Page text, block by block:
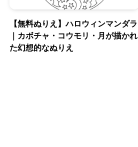
【無料ぬりえ】ハロウィンマンダラ
｜カボチャ・コウモリ・月が描かれ
た幻想的なぬりえ